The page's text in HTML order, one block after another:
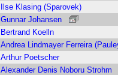
Ilse Klasing (Sparovek)
Gunnar Johansen
Bertrand Koelln
Andrea Lindmayer Ferreira
Arthur Poetscher
Alexander Denis Noboru Strohm